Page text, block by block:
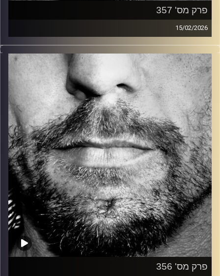
פרק מס' 357
15/02/2026
זיפים, מוזיקה מחוספסת של הופעות חיות. הרבה ג'אם, רוק,
בלוז, bluegrass, ג'אז, Fאנק, פרוגרסיב ואפילו אלקטרוניקה.
כל מה שחי, אמיתי ונושם.
עם שמוליק רגב.
קרדיט תמונות: David Goehring
פרק מס' 356